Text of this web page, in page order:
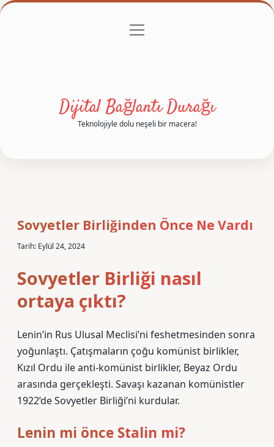
Gizlilik Politikası
menüyü
Dijital Bağlantı Durağı
Teknolojiyle dolu neşeli bir macera!
Sovyetler Birliğinden Önce Ne Vardı
Tarih: Eylül 24, 2024
Sovyetler Birliği nasıl
ortaya çıktı?
Lenin’in Rus Ulusal Meclisi’ni feshetmesinden sonra
yoğunlaştı. Çatışmaların çoğu komünist birlikler,
Kızıl Ordu ile anti-komünist birlikler, Beyaz Ordu
arasında gerçekleşti. Savaşı kazanan komünistler
1922’de Sovyetler Birliği’ni kurdular.
Lenin mi önce Stalin mi?